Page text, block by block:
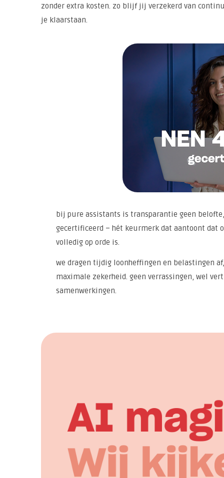
zonder extra kosten. zo blijf jij verzekerd van
je klaarstaan.
bij pure assistants is transparantie geen
gecertificeerd – hét keurmerk dat aantoont dat
volledig op orde is.
we dragen tijdig loonheffingen en belastingen
maximale zekerheid. geen verrassingen, wel
samenwerkingen.